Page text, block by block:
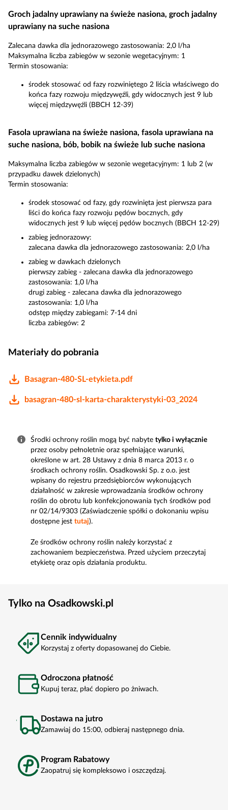
Groch jadalny uprawiany na świeże nasiona, groch jadalny
uprawiany na suche nasiona
Zalecana dawka dla jednorazowego zastosowania: 2,0 l/ha
Maksymalna liczba zabiegów w sezonie wegetacyjnym: 1
Termin stosowania:
środek stosować od fazy rozwiniętego 2 liścia właściwego do
końca fazy rozwoju międzywęźli, gdy widocznych jest 9 lub
więcej międzywęźli (BBCH 12-39)
Fasola uprawiana na świeże nasiona, fasola uprawiana na
suche nasiona, bób, bobik na świeże lub suche nasiona
Maksymalna liczba zabiegów w sezonie wegetacyjnym: 1 lub 2 (w
przypadku dawek dzielonych)
Termin stosowania:
środek stosować od fazy, gdy rozwinięta jest pierwsza para
liści do końca fazy rozwoju pędów bocznych, gdy
widocznych jest 9 lub więcej pędów bocznych (BBCH 12-29)
zabieg jednorazowy:
zalecana dawka dla jednorazowego zastosowania: 2,0 l/ha
zabieg w dawkach dzielonych
pierwszy zabieg - zalecana dawka dla jednorazowego
zastosowania: 1,0 l/ha
drugi zabieg - zalecana dawka dla jednorazowego
zastosowania: 1,0 l/ha
odstęp między zabiegami: 7-14 dni
liczba zabiegów: 2
Materiały do pobrania
Basagran-480-SL-etykieta.pdf
basagran-480-sl-karta-charakterystyki-03_2024
Środki ochrony roślin mogą być nabyte tylko i wyłącznie
przez osoby pełnoletnie oraz spełniające warunki,
określone w art. 28 Ustawy z dnia 8 marca 2013 r. o
środkach ochrony roślin. Osadkowski Sp. z o.o. jest
wpisany do rejestru przedsiębiorców wykonujących
działalność w zakresie wprowadzania środków ochrony
roślin do obrotu lub konfekcjonowania tych środków pod
nr 02/14/9303 (Zaświadczenie spółki o dokonaniu wpisu
dostępne jest tutaj).
Ze środków ochrony roślin należy korzystać z
zachowaniem bezpieczeństwa. Przed użyciem przeczytaj
etykietę oraz opis działania produktu.
Tylko na Osadkowski.pl
Cennik indywidualny
Korzystaj z oferty dopasowanej do Ciebie.
Odroczona płatność
Kupuj teraz, płać dopiero po żniwach.
Dostawa na jutro
Zamawiaj do 15:00, odbieraj następnego dnia.
Program Rabatowy
Zaopatruj się kompleksowo i oszczędzaj.